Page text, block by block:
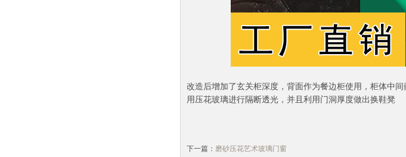
改造后增加了玄关柜深度，背面作为餐边柜使用，柜体中
用压花玻璃进行隔断透光，并且利用门洞厚度做出换鞋凳
下一篇： 磨砂压花艺术玻璃门窗